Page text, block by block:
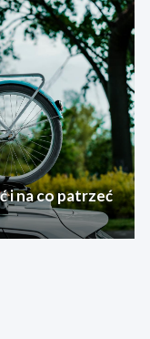
i na co patrzeć